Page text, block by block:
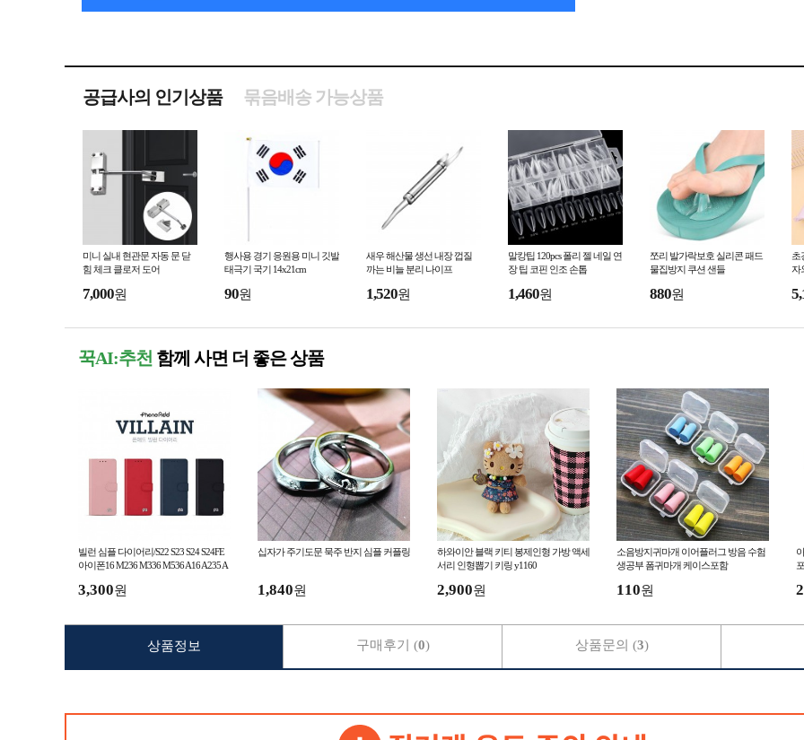
공급사의 인기상품 묶음배송 가능상품
미니 실내 현관문 자동 문 닫
힘 체크 클로저 도어
7,000원
행사용 경기 응원용 미니 깃발
태극기 국기 14x21cm
90원
새우 해산물 생선 내장 껍질
까는 비늘 분리 나이프
1,520원
말캉팁 120pcs 폴리 젤 네일 연
장 팁 코핀 인조 손톱
1,460원
쪼리 발가락보호 실리콘 패드
물집방지 쿠션 샌들
880원
초
자
꾹AI:추천 함께 사면 더 좋은 상품
빌런 심플 다이어리/S22 S23 S24 S24FE
아이폰16 M236 M336 M536 A16 A235 A
3,300원
십자가 주기도문 묵주 반지 심플 커플링
1,840원
하와이안 블랙 키티 봉제인형 가방 액세
서리 인형뽑기 키링 y1160
2,900원
소음방지귀마개 이어플러그 방음 수험
생공부 폼귀마개 케이스포함
110원
상품정보 구매후기 (0) 상품문의 (3)